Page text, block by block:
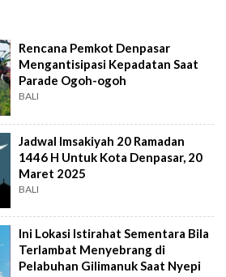
Rencana Pemkot Denpasar
Mengantisipasi Kepadatan Saat
Parade Ogoh-ogoh
BALI
Jadwal Imsakiyah 20 Ramadan
1446 H Untuk Kota Denpasar, 20
Maret 2025
BALI
Ini Lokasi Istirahat Sementara Bila
Terlambat Menyebrang di
Pelabuhan Gilimanuk Saat Nyepi